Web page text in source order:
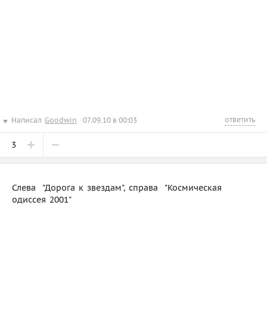
Написал Goodwin 07.09.10 в 00:03 ответить
3
Слева  "Дорога к звездам", справа  "Космическая
одиссея 2001"